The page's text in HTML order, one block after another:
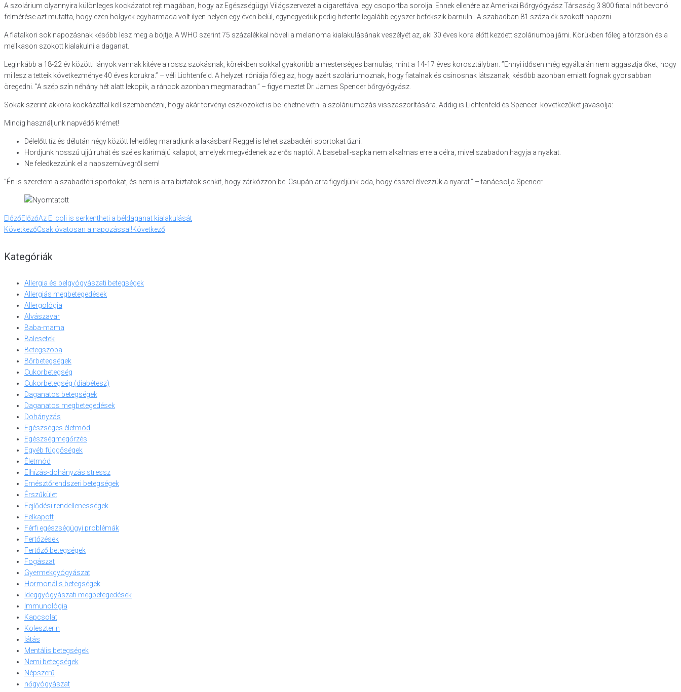
A szolárium olyannyira különleges kockázatot rejt magában, hogy az Egészségügyi Világszervezet a cigarettával egy csoportba sorolja. Ennek ellenére az Amerikai Bőrgyógyász Társaság 3 800 fiatal nőt bevonó
felmérése azt mutatta, hogy ezen hölgyek egyharmada volt ilyen helyen egy éven belül, egynegyedük pedig hetente legalább egyszer befekszik barnulni. A szabadban 81 százalék szokott napozni.
A fiatalkori sok napozásnak később lesz meg a böjtje. A WHO szerint 75 százalékkal növeli a melanoma kialakulásának veszélyét az, aki 30 éves kora előtt kezdett szoláriumba járni. Körükben főleg a törzsön és a
mellkason szokott kialakulni a daganat.
Leginkább a 18-22 év közötti lányok vannak kitéve a rossz szokásnak, köreikben sokkal gyakoribb a mesterséges barnulás, mint a 14-17 éves korosztályban. ”Ennyi idősen még egyáltalán nem aggasztja őket, hogy
mi lesz a tetteik következménye 40 éves korukra.” – véli Lichtenfeld. A helyzet iróniája főleg az, hogy azért szoláriumoznak, hogy fiatalnak és csinosnak látszanak, később azonban emiatt fognak gyorsabban
öregedni. ”A szép szín néhány hét alatt lekopik, a ráncok azonban megmaradtan.” – figyelmeztet Dr. James Spencer bőrgyógyász.
Sokak szerint akkora kockázattal kell szembenézni, hogy akár törvényi eszközöket is be lehetne vetni a szoláriumozás visszaszorítására. Addig is Lichtenfeld és Spencer következőket javasolja:
Mindig használjunk napvédő krémet!
Délelőtt tíz és délután négy között lehetőleg maradjunk a lakásban! Reggel is lehet szabadtéri sportokat űzni.
Hordjunk hosszú ujjú ruhát és széles karimájú kalapot, amelyek megvédenek az erős naptól. A baseball-sapka nem alkalmas erre a célra, mivel szabadon hagyja a nyakat.
Ne feledkezzünk el a napszemüvegről sem!
”Én is szeretem a szabadtéri sportokat, és nem is arra biztatok senkit, hogy zárkózzon be. Csupán arra figyeljünk oda, hogy ésszel élvezzük a nyarat.” – tanácsolja Spencer.
ElőzőElőzőAz E. coli is serkentheti a béldaganat kialakulását
KövetkezőCsak óvatosan a napozással!Következő
Kategóriák
Allergia és belgyógyászati betegségek
Allergiás megbetegedések
Allergológia
Alvászavar
Baba-mama
Balesetek
Betegszoba
Bőrbetegségek
Cukorbetegség
Cukorbetegség (diabétesz)
Daganatos betegségek
Daganatos megbetegedések
Dohányzás
Egészséges életmód
Egészségmegőrzés
Egyéb függőségek
Életmód
Elhízás-dohányzás stressz
Emésztőrendszeri betegségek
Érszűkület
Fejlődési rendellenességek
Felkapott
Férfi egészségügyi problémák
Fertőzések
Fertőző betegségek
Fogászat
Gyermekgyógyászat
Hormonális betegségek
Ideggyógyászati megbetegedések
Immunológia
Kapcsolat
Koleszterin
látás
Mentális betegségek
Nemi betegségek
Népszerű
nőgyógyászat